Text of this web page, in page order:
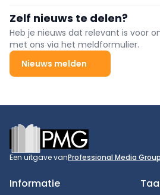
analyse de nood aan alternatieven.
Zelf nieuws te delen?
Heb je nieuws dat relevant is voor
met ons via het meldformulier.
Nieuws melden
Footer
Een uitgave vanProfessional Media Group
Informatie